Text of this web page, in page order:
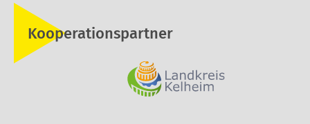
Kooperationspartner